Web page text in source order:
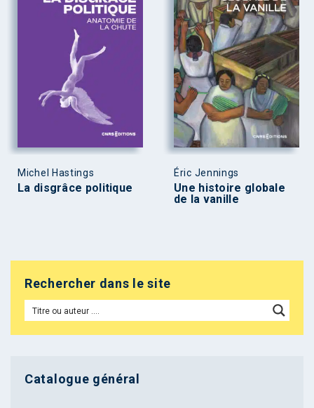
Michel Hastings
La disgrâce politique
Éric Jennings
Une histoire globale
de la vanille
Rechercher dans le site
Catalogue général